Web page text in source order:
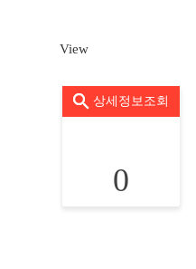
View
상세정보조회
0